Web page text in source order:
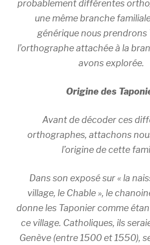
probablement différentes
une même branche
générique nous prendrons
l’orthographe attachée à la
avons explorée.
Origine des
Avant de décoder ces
orthographes, attachons
l’origine de cette
Dans son exposé sur « la
village, le Chable », le
donne les Taponier comme
ce village. Catholiques, ils
Genève (entre 1500 et 1550),